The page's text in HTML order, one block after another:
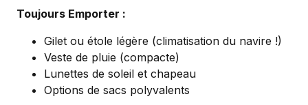
Toujours Emporter :
Gilet ou étole légère (climatisation du navire !)
Veste de pluie (compacte)
Lunettes de soleil et chapeau
Options de sacs polyvalents